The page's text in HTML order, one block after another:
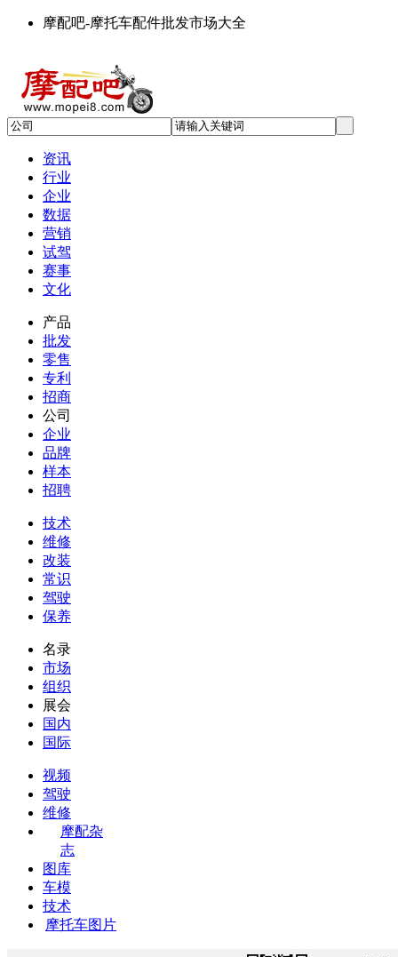
摩配吧-摩托车配件批发市场大全
资讯
行业
企业
数据
营销
试驾
赛事
文化
产品
批发
零售
专利
招商
公司
企业
品牌
样本
招聘
技术
维修
改装
常识
驾驶
保养
名录
市场
组织
展会
国内
国际
视频
驾驶
维修
摩配杂
志
图库
车模
技术
摩托车图片